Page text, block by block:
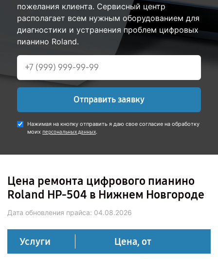
пожелания клиента. Сервисный центр
располагает всем нужным оборудованием для
диагностики и устранения проблем цифровых
пианино Roland.
Отправить заявку
Нажимая на кнопку отправить я даю свое согласие на обработку
моих персональных данных.
Цена ремонта цифрового пианино
Roland HP-504 в Нижнем Новгороде
Дата обновления прайса: 04.08.2026
Услуги Цена, от